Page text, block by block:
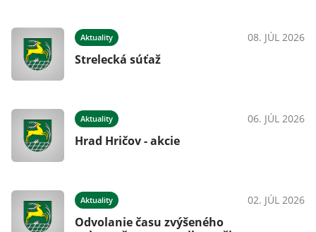
Aktuality 08. JÚL 2026
Strelecká súťaž
Aktuality 06. JÚL 2026
Hrad Hričov - akcie
Aktuality 02. JÚL 2026
Odvolanie času zvýšeného